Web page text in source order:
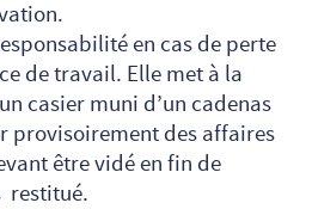
en cas de perte
de travail. Elle met à la
casier muni d’un cadenas
provisoirement des affaires
être vidé en fin de
restitué.